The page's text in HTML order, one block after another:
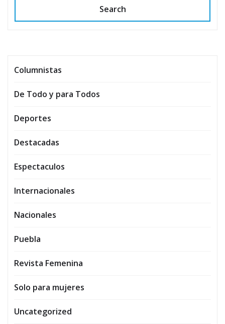
Search
Columnistas
De Todo y para Todos
Deportes
Destacadas
Espectaculos
Internacionales
Nacionales
Puebla
Revista Femenina
Solo para mujeres
Uncategorized